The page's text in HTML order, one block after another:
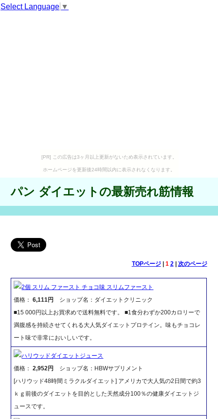
Select Language ▼
[PR] この広告は3ヶ月以上更新がないため表示されています。
ホームページを更新後24時間以内に表示されなくなります。
パン ダイエットの最新売れ筋情報
TOPページ| 1 2| 次のページ
2個 スリム ファースト チョコ味 スリムファースト
価格：6,111円
ショップ名：ダイエットクリニック
■15 000円以上お買求めで送料無料です。 ■1食分わずか200カロリーで
満腹感を持続させてくれる大人気ダイエットプロテイン。味もチョコレ
ート味で非常においしいです。
ハリウッドダイエットジュース
価格：2,952円
ショップ名：HBWサプリメント
[ハリウッド48時間ミラクルダイエット] アメリカで大人気の2日間で約3
ｋｇ前後のダイエットを目的とした天然成分100％の健康ダイエットジ
ュースです。